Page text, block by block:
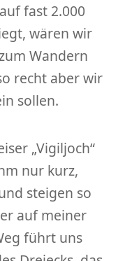
fast 2.000
wären wir
Wandern
recht aber wir
sollen.
„Vigiljoch“
nur kurz,
steigen so
auf meiner
führt uns